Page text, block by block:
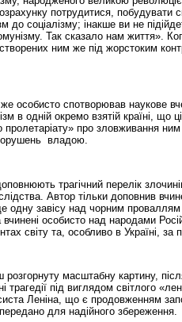
потрудитися, побудувати
до соціалізму; інакше ви не
Так сказало нам життя».
ним же під жорстоким
же особисто спотворював наукове
в одній окремо взятій країні, що
пролетаріату» про зловживання
владою.
трагічний перелік
Автор тільки доповнив
завісу над чорним проваллям
особисто над народами
світу та, особливо в Україні, за
масштабну картину,
під виглядом світлого
Леніна, що є продовженням
для надійного збереження.